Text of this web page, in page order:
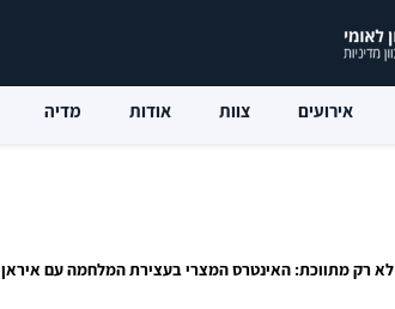
אירועים צוות אודות מדיה
לא רק מתווכת: האינטרס המצרי בעצירת המלחמה עם איראן